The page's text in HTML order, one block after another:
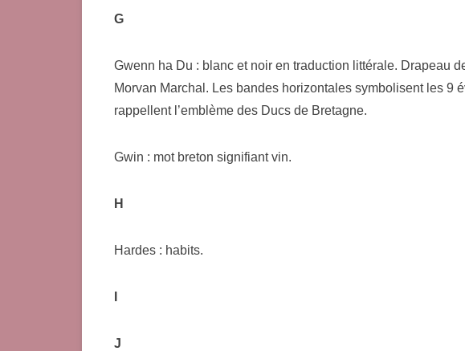
G
Gwenn ha Du : blanc et noir en traduction littérale. Drapeau
Morvan Marchal. Les bandes horizontales symbolisent les 9
rappellent l’emblème des Ducs de Bretagne.
Gwin : mot breton signifiant vin.
H
Hardes : habits.
J